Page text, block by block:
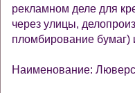
рекламном деле для
через улицы,
пломбирование бумаг)
Наименование: